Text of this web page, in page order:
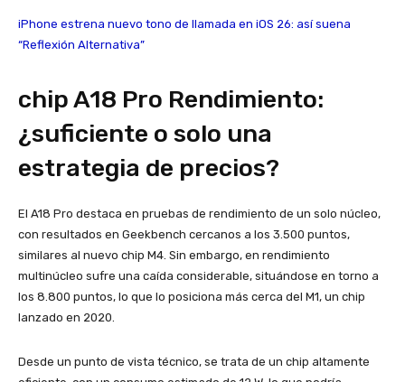
iPhone estrena nuevo tono de llamada en iOS 26: así suena
“Reflexión Alternativa”
chip A18 Pro Rendimiento:
¿suficiente o solo una
estrategia de precios?
El A18 Pro destaca en pruebas de rendimiento de un solo núcleo,
con resultados en Geekbench cercanos a los 3.500 puntos,
similares al nuevo chip M4. Sin embargo, en rendimiento
multinúcleo sufre una caída considerable, situándose en torno a
los 8.800 puntos, lo que lo posiciona más cerca del M1, un chip
lanzado en 2020.
Desde un punto de vista técnico, se trata de un chip altamente